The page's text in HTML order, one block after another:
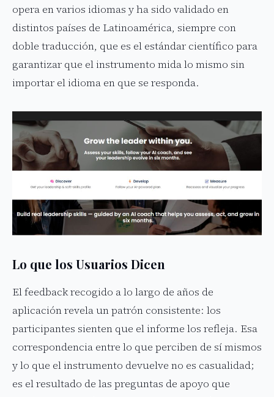
opera en varios idiomas y ha sido validado en
distintos países de Latinoamérica, siempre con
doble traducción, que es el estándar científico para
garantizar que el instrumento mida lo mismo sin
importar el idioma en que se responda.
Lo que los Usuarios Dicen
El feedback recogido a lo largo de años de
aplicación revela un patrón consistente: los
participantes sienten que el informe los refleja. Esa
correspondencia entre lo que perciben de sí mismos
y lo que el instrumento devuelve no es casualidad;
es el resultado de las preguntas de apoyo que